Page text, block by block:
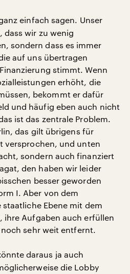
einfach sagen. Unser
wir zu wenig
sondern dass es immer
auf uns übertragen
stimmt. Wenn
erhöht, die
bekommt er dafür
und häufig eben auch nicht
ist das zentrale Problem.
das gilt übrigens für
versprochen, und unten
sondern auch finanziert
den haben wir leider
besser geworden
I. Aber von dem
Ebene mit dem
ihre Aufgaben auch erfüllen
sehr weit entfernt.
daraus ja auch
die Lobby